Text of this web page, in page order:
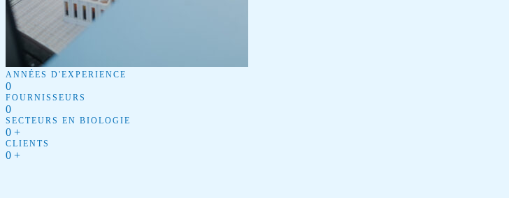
ANNÉES D'EXPERIENCE
0
FOURNISSEURS
0
SECTEURS EN BIOLOGIE
0 +
CLIENTS
0 +